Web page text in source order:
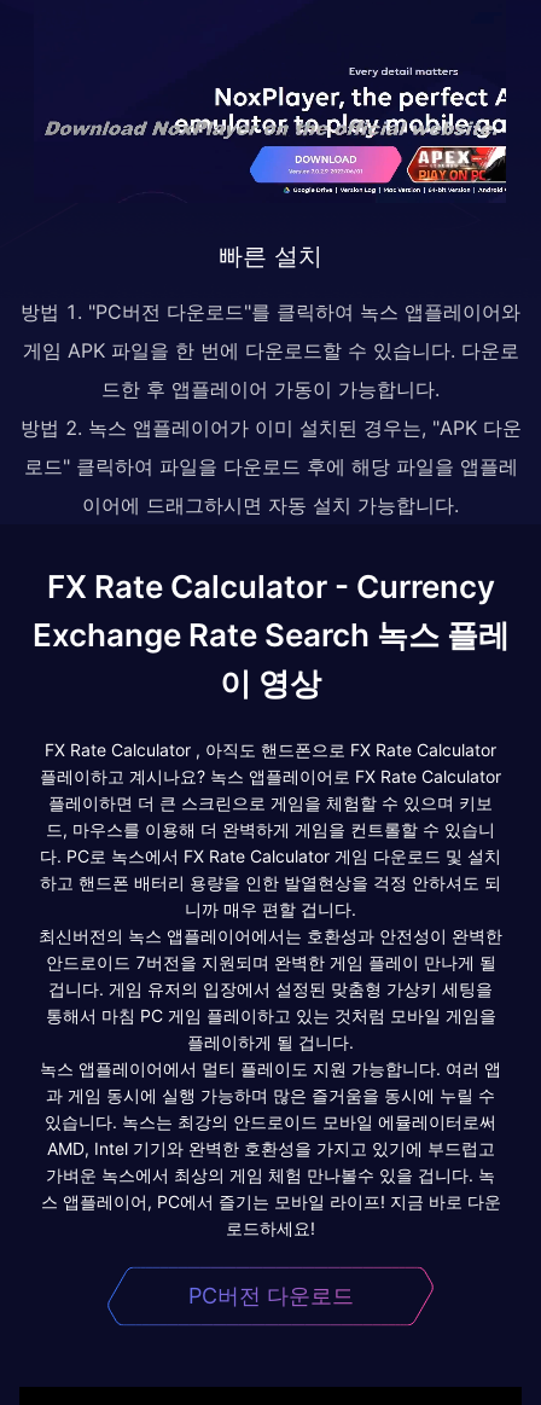
빠른 설치
방법 1. "PC버전 다운로드"를 클릭하여 녹스 앱플레이어와
게임 APK 파일을 한 번에 다운로드할 수 있습니다. 다운로
드한 후 앱플레이어 가동이 가능합니다.
방법 2. 녹스 앱플레이어가 이미 설치된 경우는, "APK 다운
로드" 클릭하여 파일을 다운로드 후에 해당 파일을 앱플레
이어에 드래그하시면 자동 설치 가능합니다.
FX Rate Calculator - Currency
Exchange Rate Search 녹스 플레
이 영상
FX Rate Calculator , 아직도 핸드폰으로 FX Rate Calculator
플레이하고 계시나요? 녹스 앱플레이어로 FX Rate Calculator
플레이하면 더 큰 스크린으로 게임을 체험할 수 있으며 키보
드, 마우스를 이용해 더 완벽하게 게임을 컨트롤할 수 있습니
다. PC로 녹스에서 FX Rate Calculator 게임 다운로드 및 설치
하고 핸드폰 배터리 용량을 인한 발열현상을 걱정 안하셔도 되
니까 매우 편할 겁니다.
최신버전의 녹스 앱플레이어에서는 호환성과 안전성이 완벽한
안드로이드 7버전을 지원되며 완벽한 게임 플레이 만나게 될
겁니다. 게임 유저의 입장에서 설정된 맞춤형 가상키 세팅을
통해서 마침 PC 게임 플레이하고 있는 것처럼 모바일 게임을
플레이하게 될 겁니다.
녹스 앱플레이어에서 멀티 플레이도 지원 가능합니다. 여러 앱
과 게임 동시에 실행 가능하며 많은 즐거움을 동시에 누릴 수
있습니다. 녹스는 최강의 안드로이드 모바일 에뮬레이터로써
AMD, Intel 기기와 완벽한 호환성을 가지고 있기에 부드럽고
가벼운 녹스에서 최상의 게임 체험 만나볼수 있을 겁니다. 녹
스 앱플레이어, PC에서 즐기는 모바일 라이프! 지금 바로 다운
로드하세요!
PC버전 다운로드